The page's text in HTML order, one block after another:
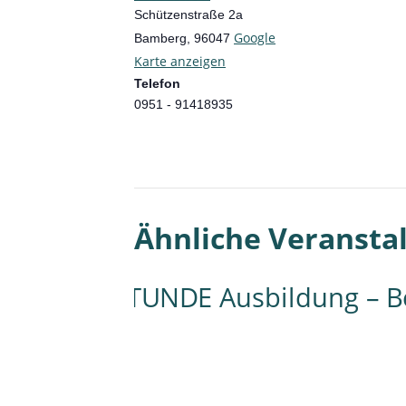
Schützenstraße 2a
Bamberg, 96047 Google
Karte anzeigen
Telefon
0951 - 91418935
Ähnliche